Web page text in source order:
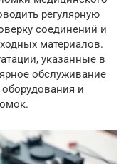
регулярную
соединений и
материалов.
указанные в
обслуживание
и